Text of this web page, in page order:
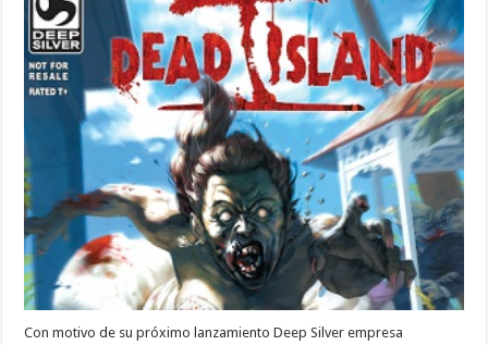
Con motivo de su próximo lanzamiento Deep Silver empresa